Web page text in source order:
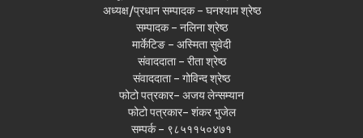
अध्यक्ष/प्रधान सम्पादक - घनश्याम श्रेष्ठ
सम्पादक - नलिना श्रेष्ठ
मार्केटिङ - अस्मिता सुवेदी
संवाददाता - रीता श्रेष्ठ
संवाददाता - गोविन्द श्रेष्ठ
फोटो पत्रकार- अजय लेन्सम्यान
फोटो पत्रकार- शंकर भुजेल
सम्पर्क - ९८५११५०४७१